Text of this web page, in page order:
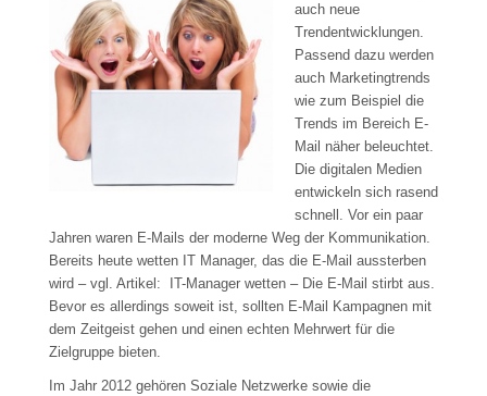
auch neue
Trendentwicklungen.
Passend dazu werden
auch Marketingtrends
wie zum Beispiel die
Trends im Bereich E-
Mail näher beleuchtet.
Die digitalen Medien
entwickeln sich rasend
schnell. Vor ein paar
Jahren waren E-Mails der moderne Weg der Kommunikation.
Bereits heute wetten IT Manager, das die E-Mail aussterben
wird – vgl. Artikel: IT-Manager wetten – Die E-Mail stirbt aus.
Bevor es allerdings soweit ist, sollten E-Mail Kampagnen mit
dem Zeitgeist gehen und einen echten Mehrwert für die
Zielgruppe bieten.
Im Jahr 2012 gehören Soziale Netzwerke sowie die